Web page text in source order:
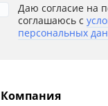
Даю согласие на
соглашаюсь с
персональных
Компания